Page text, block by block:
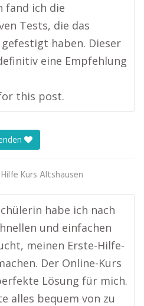
fand ich die
Tests, die das
haben. Dieser
eine Empfehlung
this post.
Kurs Altshausen
habe ich nach
und einfachen
meinen Erste-Hilfe-
Der Online-Kurs
Lösung für mich.
alles bequem von zu